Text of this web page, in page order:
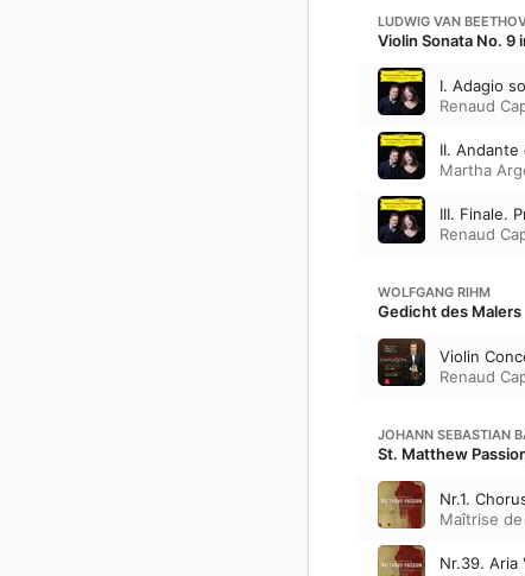
LUDWIG VAN
Violin Sonata No. 9
I. Adagio
Renaud
II. Andante
Martha
III. Finale.
Renaud
WOLFGANG RIHM
Gedicht des Malers
Violin
Renaud
JOHANN SEBASTIAN
St. Matthew
Nr.1.
Maîtrise de
Nr.39. Aria